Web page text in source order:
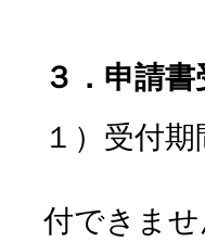
３．申請
１）受付
付できませ